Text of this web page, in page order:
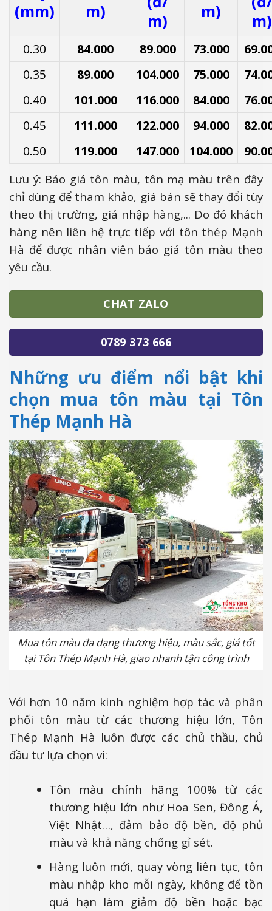
(mm)
m)
m)
m)
m)
0.30 84.000 89.000 73.000
0.35
89.000 104.000 75.000
0.40
101.000 116.000 84.000
0.45
111.000 122.000 94.000
0.50
119.000 147.000 104.000
Lưu ý: Báo giá tôn màu, tôn mạ màu trên đây
chỉ dùng để tham khảo, giá bán sẽ thay đổi tùy
theo thị trường, giá nhập hàng,... Do đó khách
hàng nên liên hệ trực tiếp với tôn thép Mạnh
Hà để được nhân viên báo giá tôn màu theo
yêu cầu.
CHAT ZALO
0789 373 666
Những ưu điểm nổi bật khi
chọn mua tôn màu tại Tôn
Thép Mạnh Hà
Mua tôn màu đa dạng thương hiệu, màu sắc, giá tốt
tại Tôn Thép Mạnh Hà, giao nhanh tận công trình
Với hơn 10 năm kinh nghiệm hợp tác và phân
phối tôn màu từ các thương hiệu lớn, Tôn
Thép Mạnh Hà luôn được các chủ thầu, chủ
đầu tư lựa chọn vì:
Tôn màu chính hãng 100% từ các
thương hiệu lớn như Hoa Sen, Đông Á,
Việt Nhật…, đảm bảo độ bền, độ phủ
màu và khả năng chống gỉ sét.
Hàng luôn mới, quay vòng liên tục, tôn
màu nhập kho mỗi ngày, không để tồn
quá hạn làm giảm độ bền hoặc bạc